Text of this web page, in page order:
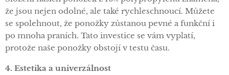
že jsou nejen odolné, ale také rychleschnoucí. Můžete
se spolehnout, že ponožky zůstanou pevné a funkční i
po mnoha praních. Tato investice se vám vyplatí,
protože naše ponožky obstojí v testu času.
4. Estetika a univerzálnost